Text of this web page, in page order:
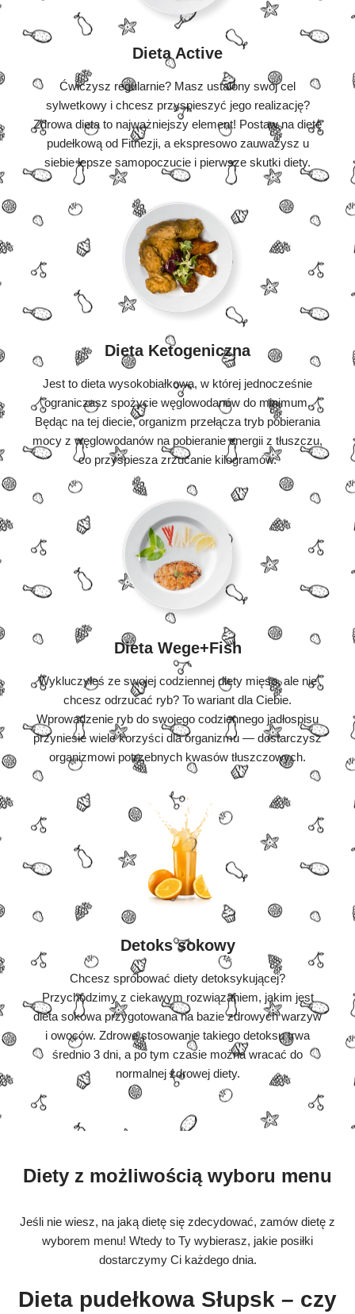
Dieta Active
Ćwiczysz regularnie? Masz ustalony swój cel
sylwetkowy i chcesz przyspieszyć jego realizację?
Zdrowa dieta to najważniejszy element! Postaw na dietę
pudełkową od Fitnezji, a ekspresowo zauważysz u
siebie lepsze samopoczucie i pierwsze skutki diety.
Dieta Ketogeniczna
Jest to dieta wysokobiałkowa, w której jednocześnie
ograniczasz spożycie węglowodanów do minimum.
Będąc na tej diecie, organizm przełącza tryb pobierania
mocy z węglowodanów na pobieranie energii z tłuszczu,
co przyspiesza zrzucanie kilogramów.
Dieta Wege+Fish
Wykluczyłeś ze swojej codziennej diety mięso, ale nie
chcesz odrzucać ryb? To wariant dla Ciebie.
Wprowadzenie ryb do swojego codziennego jadłospisu
przyniesie wiele korzyści dla organizmu — dostarczysz
organizmowi potrzebnych kwasów tłuszczowych.
Detoks sokowy
Chcesz spróbować diety detoksykującej?
Przychodzimy z ciekawym rozwiązaniem, jakim jest
dieta sokowa przygotowana na bazie zdrowych warzyw
i owoców. Zdrowe stosowanie takiego detoksu trwa
średnio 3 dni, a po tym czasie można wracać do
normalnej zdrowej diety.
Diety z możliwością wyboru menu
Jeśli nie wiesz, na jaką dietę się zdecydować, zamów dietę z
wyborem menu! Wtedy to Ty wybierasz, jakie posiłki
dostarczymy Ci każdego dnia.
Dieta pudełkowa Słupsk – czy